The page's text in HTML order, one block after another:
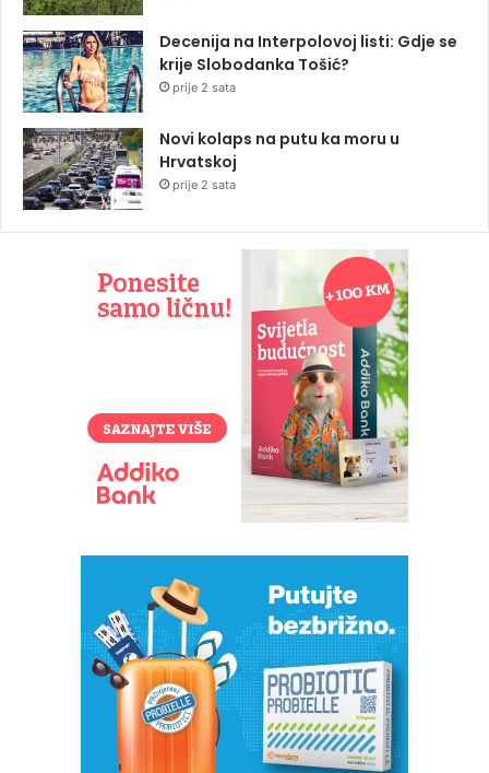
Decenija na Interpolovoj listi: Gdje se
krije Slobodanka Tošić?
prije 2 sata
Novi kolaps na putu ka moru u
Hrvatskoj
prije 2 sata